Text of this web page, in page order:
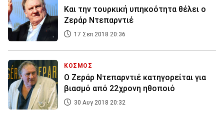
Και την τουρκική υπηκοότητα θέλει ο
Ζεράρ Ντεπαρντιέ
17 Σεπ 2018 20:36
ΚΟΣΜΟΣ
Ο Ζεράρ Ντεπαρντιέ κατηγορείται για
βιασμό από 22χρονη ηθοποιό
30 Αυγ 2018 20:32